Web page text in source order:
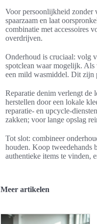
Voor persoonlijkheid zonder
spaarzaam en laat
combinatie met accessoires
overdrijven.
Onderhoud is cruciaal: volg
spotclean waar mogelijk. Als
een mild wasmiddel. Dit zijn
Reparatie denim verlengt de
herstellen door een lokale
reparatie- en upcycle-
zakken; voor lange opslag
Tot slot: combineer
houden. Koop tweedehands
authentieke items te vinden,
Meer artikelen